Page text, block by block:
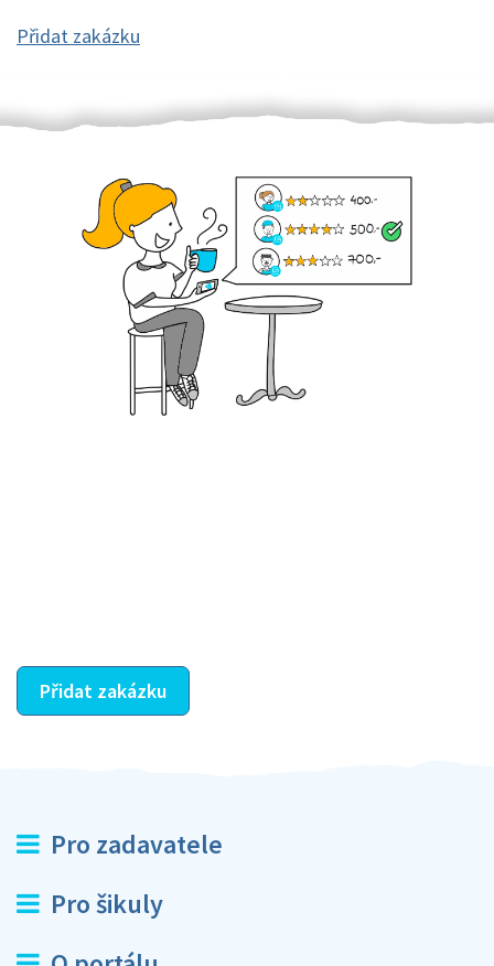
Přidat zakázku
Přidat zakázku
Pro zadavatele
Pro šikuly